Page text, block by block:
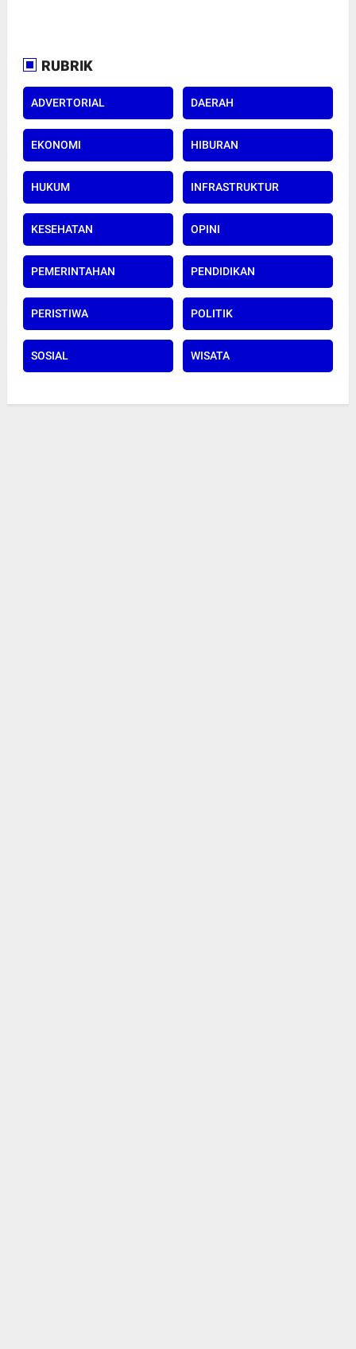
RUBRIK
ADVERTORIAL DAERAH
EKONOMI HIBURAN
HUKUM INFRASTRUKTUR
KESEHATAN OPINI
PEMERINTAHAN PENDIDIKAN
PERISTIWA POLITIK
SOSIAL WISATA